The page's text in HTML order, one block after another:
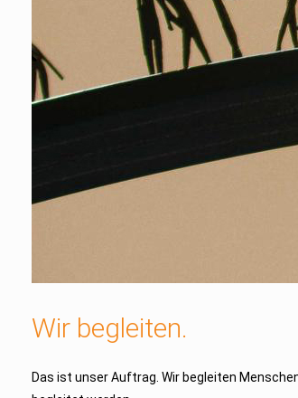
Wir begleiten.
Das ist unser Auftrag. Wir begleiten